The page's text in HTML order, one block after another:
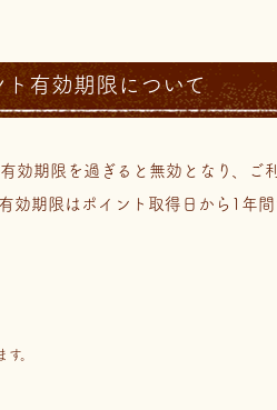
ト有効期限について
期限を過ぎると無効となり、ご
期限はポイント取得日から1年間
。